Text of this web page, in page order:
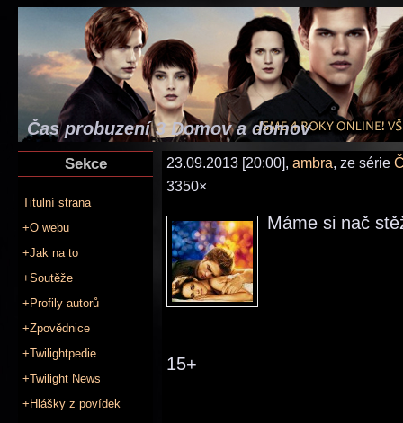
Čas probuzení 3 Domov a domov
Sekce
Titulní strana
+O webu
+Jak na to
+Soutěže
+Profily autorů
+Zpovědnice
+Twilightpedie
+Twilight News
+Hlášky z povídek
23.09.2013 [20:00], ambra, ze série
3350×
Máme si nač
15+